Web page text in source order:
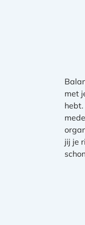
met
jij je